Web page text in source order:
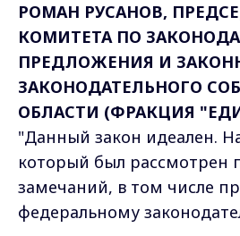
РОМАН РУСАНОВ,
КОМИТЕТА ПО
ПРЕДЛОЖЕНИЯ И
ЗАКОНОДАТЕЛЬНОГО
ОБЛАСТИ (ФРАКЦИЯ
"Данный закон идеален.
который был рассмотрен
замечаний, в том числе
федеральному